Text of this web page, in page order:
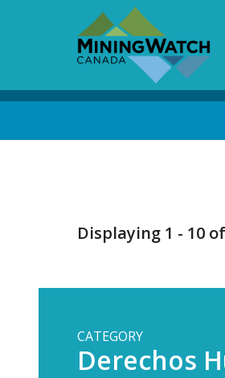
Displaying 1 - 10
CATEGORY
Derechos